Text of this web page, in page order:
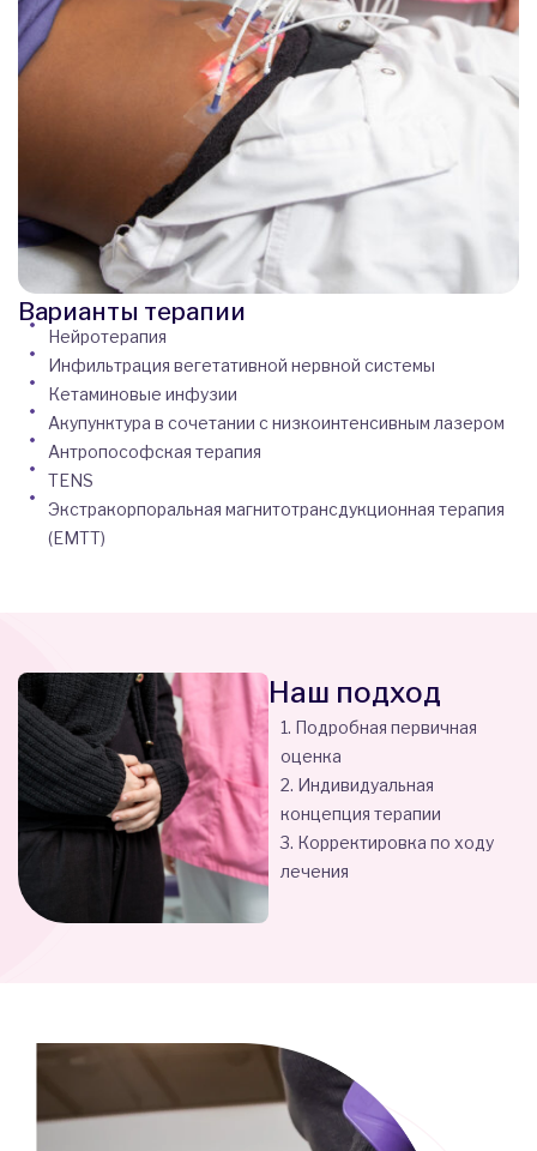
Варианты терапии
Нейротерапия
Инфильтрация вегетативной нервной системы
Кетаминовые инфузии
Акупунктура в сочетании с низкоинтенсивным лазером
Антропософская терапия
TENS
Экстракорпоральная магнитотрансдукционная терапия
(EMTT)
Наш подход
1. Подробная первичная
оценка
2. Индивидуальная
концепция терапии
3. Корректировка по ходу
лечения